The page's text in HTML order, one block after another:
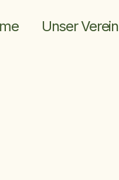
Unser Verein